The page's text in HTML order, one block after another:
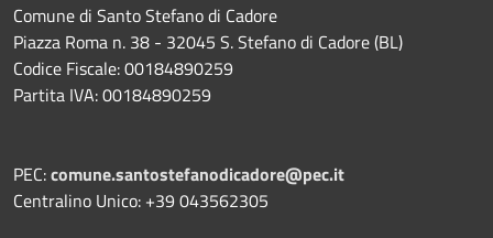
Comune di Santo Stefano di Cadore
Piazza Roma n. 38 - 32045 S. Stefano di Cadore (BL)
Codice Fiscale: 00184890259
Partita IVA: 00184890259
PEC:comune.santostefanodicadore@pec.it
Centralino Unico: +39 043562305